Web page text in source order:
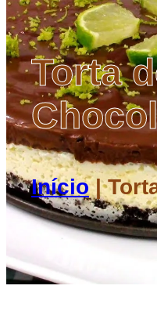
Torta
Início|